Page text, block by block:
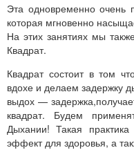
Эта одновременно очень
которая мгновенно
На этих занятиях мы
Квадрат.
Квадрат состоит в том
вдохе и делаем задержку
выдох —
квадрат. Будем
Дыхании! Такая
эффект для здоровья, а